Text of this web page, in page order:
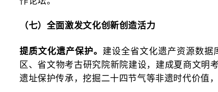
（七）全面激发文化创新创造活力
提质文化遗产保护。 建设全省文化遗产资源数
区、省文物考古研究院新院建设，建成夏商文明
遗址保护传承，挖掘二十四节气等非遗时代价值